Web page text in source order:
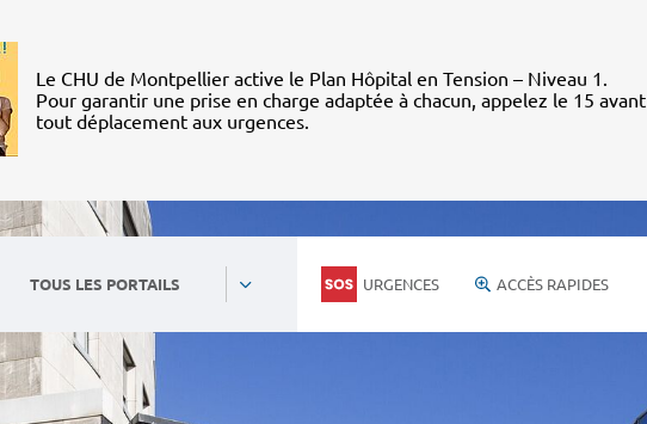
Le CHU de Montpellier active le Plan Hôpital en Tension – Niveau 1.
Pour garantir une prise en charge adaptée à chacun, appelez le 15 avant
tout déplacement aux urgences.
TOUS LES PORTAILS URGENCES ACCÈS RAPIDES